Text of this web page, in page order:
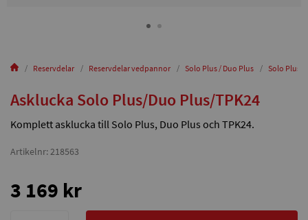
Reservdelar Reservdelar vedpannor Solo Plus / Duo Plus Solo Plus
Asklucka Solo Plus/Duo Plus/TPK24
Komplett asklucka till Solo Plus, Duo Plus och TPK24.
Artikelnr: 218563
3 169 kr